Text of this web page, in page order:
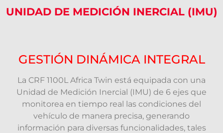
UNIDAD DE MEDICIÓN INERCIAL (IMU)
GESTIÓN DINÁMICA INTEGRAL
La CRF 1100L Africa Twin está equipada con una
Unidad de Medición Inercial (IMU) de 6 ejes que
monitorea en tiempo real las condiciones del
vehículo de manera precisa, generando
información para diversas funcionalidades, tales